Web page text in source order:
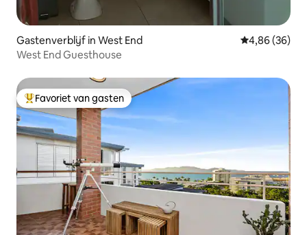
Gastenverblijf in West End Gemiddelde
4,86 (36)
West End Guesthouse
Topfavoriet van gasten
Favoriet van gasten